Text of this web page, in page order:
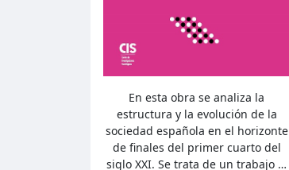
En esta obra se analiza la
estructura y la evolución de la
sociedad española en el horizonte
de finales del primer cuarto del
siglo XXI. Se trata de un trabajo …